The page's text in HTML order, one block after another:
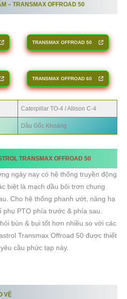
–TRANSMAX OFFROAD 50
TRANSMAX OFFROAD 50
TRANSMAX OFFROAD 60
Caterpillar TO-4 / Allison C-4
Dầu Gốc Khoáng
TRANSMAX OFFROAD 50
ngày nay có hệ thống truyền động
biệt là mạch dầu bôi trơn chung
Cho hệ thống phanh ướt, nâng hạ
phụ PTO phía trước & phía sau.
bùn & bụi tốt hơn nhiều so với các
Transmax Offroad 50 được thiết
cầu phức tạp này.
VỆ